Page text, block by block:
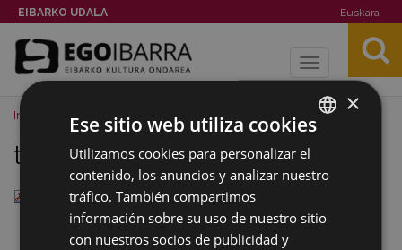
EIBARKO UDALA Euskara
Toggle
Inicio Noticias triptico.pdf
triptico.pdf
— Documento PDF, 98 KB (100403 bytes)
BASQUE
SPANISH
×
Ese sitio web utiliza cookies
Utilizamos cookies para personalizar el
contenido, los anuncios y analizar nuestro
tráfico. También compartimos
información sobre su uso de nuestro sitio
con nuestros socios de publicidad y